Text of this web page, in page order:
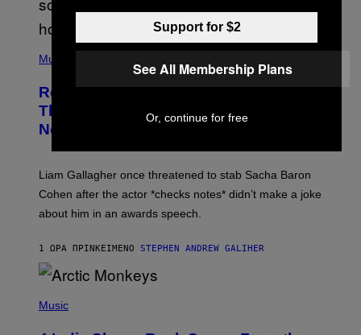
H
O
B
Y
D
S
I
M
P
N
/
W
E
Music
Remember When Liam Gallagher
Threatened to Stab This Actor For…
Not Telling a Joke?
Liam Gallagher once threatened to stab Sacha Baron
Cohen after the actor *checks notes* didn’t make a joke
about him in an awards speech.
1 ΏΡΑ ΠΡΙΝΚΕΊΜΕΝΟ STEPHEN ANDREW GALIHER
HMusic
Support for $2
See All Membership Plans
Or, continue for free